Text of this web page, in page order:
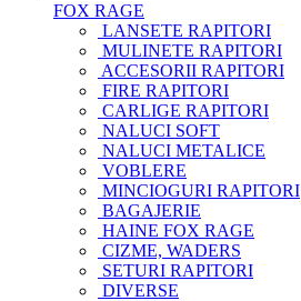
FOX RAGE
LANSETE RAPITORI
MULINETE RAPITORI
ACCESORII RAPITORI
FIRE RAPITORI
CARLIGE RAPITORI
NALUCI SOFT
NALUCI METALICE
VOBLERE
MINCIOGURI RAPITORI
BAGAJERIE
HAINE FOX RAGE
CIZME, WADERS
SETURI RAPITORI
DIVERSE